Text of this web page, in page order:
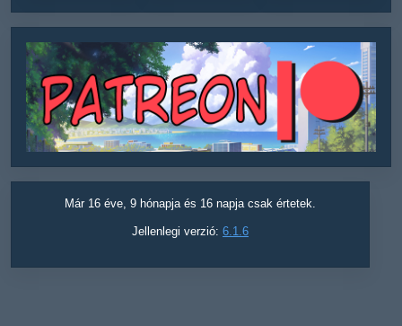
Már 16 éve, 9 hónapja és 16 napja csak értetek.
Jellenlegi verzió: 6.1.6